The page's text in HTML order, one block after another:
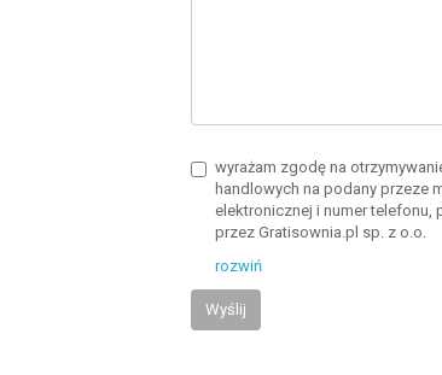
wyrażam zgodę na
handlowych na podany przeze
elektronicznej i numer telefonu,
przez Gratisownia.pl sp. z o.o.
rozwiń
Wyślij